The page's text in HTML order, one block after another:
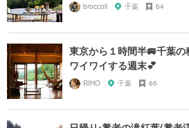
broccoli 千葉 64
東京から１時間半🚐千葉
ワイワイする週末💕
RIHO 千葉 66